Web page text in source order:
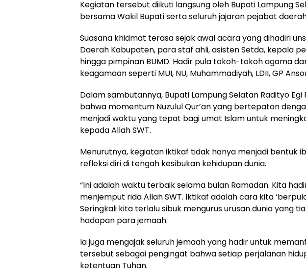
Kegiatan tersebut diikuti langsung oleh Bupati Lampung
bersama Wakil Bupati serta seluruh jajaran pejabat
Suasana khidmat terasa sejak awal acara yang dihadiri
Daerah Kabupaten, para staf ahli, asisten Setda, kepala
hingga pimpinan BUMD. Hadir pula tokoh-tokoh agama
keagamaan seperti MUI, NU, Muhammadiyah, LDII, GP
Dalam sambutannya, Bupati Lampung Selatan Radityo
bahwa momentum Nuzulul Qur’an yang bertepatan
menjadi waktu yang tepat bagi umat Islam untuk
kepada Allah SWT.
Menurutnya, kegiatan iktikaf tidak hanya menjadi bentuk
refleksi diri di tengah kesibukan kehidupan dunia.
“Ini adalah waktu terbaik selama bulan Ramadan. Kita
menjemput rida Allah SWT. Iktikaf adalah cara kita
Seringkali kita terlalu sibuk mengurus urusan dunia yang
hadapan para jemaah.
Ia juga mengajak seluruh jemaah yang hadir untuk
tersebut sebagai pengingat bahwa setiap perjalanan
ketentuan Tuhan.